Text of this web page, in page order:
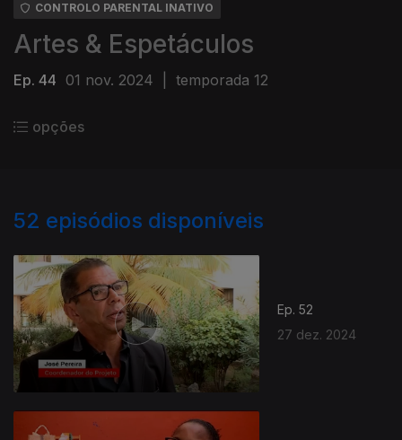
CONTROLO PARENTAL INATIVO
Artes & Espetáculos
Ep. 44 01 nov. 2024 temporada 12
opções
52 episódios disponíveis
Ep. 52
27 dez. 2024